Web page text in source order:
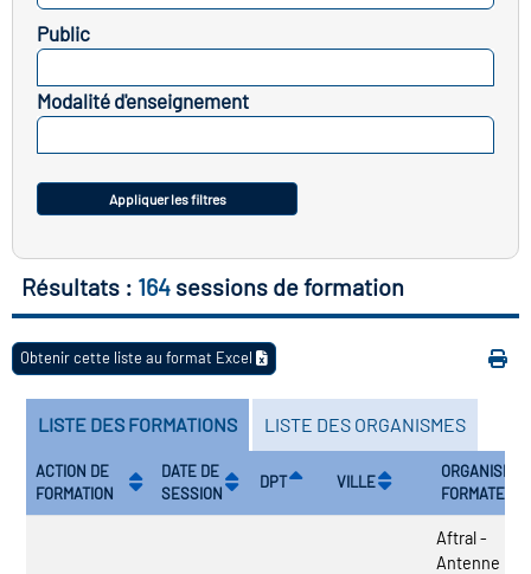
des secteurs(en
construction)
Public
Modalité d'enseignement
Appliquer les filtres
Résultats : 164 sessions de formation
Obtenir cette liste au format Excel
LISTE DES FORMATIONS LISTE DES ORGANISMES
ACTION DE
FORMATION
DATE DE
SESSION
DPT VILLE
ORGANISME
FORMATEUR
Aftral -
Antenne